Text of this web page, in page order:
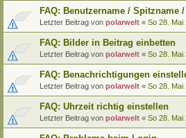
FAQ: Benutzername / Spitzname
Letzter Beitrag von polarwelt « So 28. Mai
FAQ: Bilder in Beitrag einbetten
Letzter Beitrag von polarwelt « So 28. Mai
FAQ: Benachrichtigungen
Letzter Beitrag von polarwelt « So 28. Mai
FAQ: Uhrzeit richtig einstellen
Letzter Beitrag von polarwelt « So 28. Mai